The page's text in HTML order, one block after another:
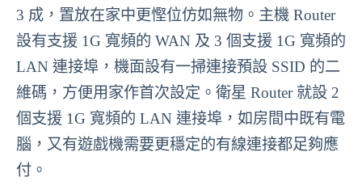
3 成，置放在家中更慳位仿如無物。主機 Router
設有支援 1G 寬頻的 WAN 及 3 個支援 1G 寬頻的
LAN 連接埠，機面設有一掃連接預設 SSID 的二
維碼，方便用家作首次設定。衛星 Router 就設 2
個支援 1G 寬頻的 LAN 連接埠，如房間中既有電
腦，又有遊戲機需要更穩定的有線連接都足夠應
付。